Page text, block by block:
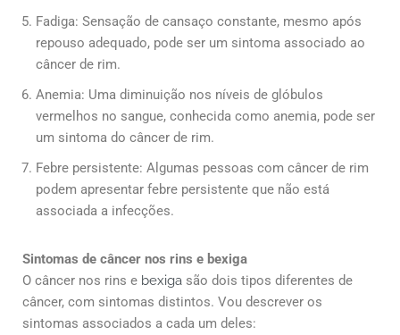
Fadiga: Sensação de cansaço constante, mesmo após
repouso adequado, pode ser um sintoma associado ao
câncer de rim.
Anemia: Uma diminuição nos níveis de glóbulos
vermelhos no sangue, conhecida como anemia, pode ser
um sintoma do câncer de rim.
Febre persistente: Algumas pessoas com câncer de rim
podem apresentar febre persistente que não está
associada a infecções.
Sintomas de câncer nos rins e bexiga
O câncer nos rins e bexiga são dois tipos diferentes de
câncer, com sintomas distintos. Vou descrever os
sintomas associados a cada um deles: